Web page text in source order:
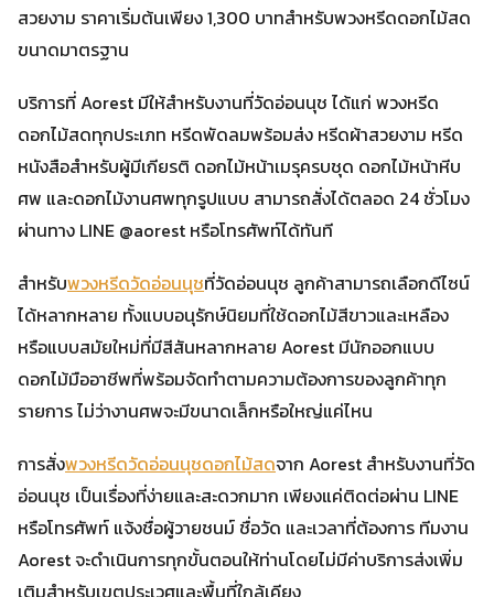
สวยงาม ราคาเริ่มต้นเพียง 1,300 บาทสำหรับพวงหรีดดอกไม้สด
ขนาดมาตรฐาน
บริการที่ Aorest มีให้สำหรับงานที่วัดอ่อนนุช ได้แก่ พวงหรีด
ดอกไม้สดทุกประเภท หรีดพัดลมพร้อมส่ง หรีดผ้าสวยงาม หรีด
หนังสือสำหรับผู้มีเกียรติ ดอกไม้หน้าเมรุครบชุด ดอกไม้หน้าหีบ
ศพ และดอกไม้งานศพทุกรูปแบบ สามารถสั่งได้ตลอด 24 ชั่วโมง
ผ่านทาง LINE @aorest หรือโทรศัพท์ได้ทันที
สำหรับพวงหรีดวัดอ่อนนุชที่วัดอ่อนนุช ลูกค้าสามารถเลือกดีไซน์
ได้หลากหลาย ทั้งแบบอนุรักษ์นิยมที่ใช้ดอกไม้สีขาวและเหลือง
หรือแบบสมัยใหม่ที่มีสีสันหลากหลาย Aorest มีนักออกแบบ
ดอกไม้มืออาชีพที่พร้อมจัดทำตามความต้องการของลูกค้าทุก
รายการ ไม่ว่างานศพจะมีขนาดเล็กหรือใหญ่แค่ไหน
การสั่งพวงหรีดวัดอ่อนนุชดอกไม้สดจาก Aorest สำหรับงานที่วัด
อ่อนนุช เป็นเรื่องที่ง่ายและสะดวกมาก เพียงแค่ติดต่อผ่าน LINE
หรือโทรศัพท์ แจ้งชื่อผู้วายชนม์ ชื่อวัด และเวลาที่ต้องการ ทีมงาน
Aorest จะดำเนินการทุกขั้นตอนให้ท่านโดยไม่มีค่าบริการส่งเพิ่ม
เติมสำหรับเขตประเวศและพื้นที่ใกล้เคียง